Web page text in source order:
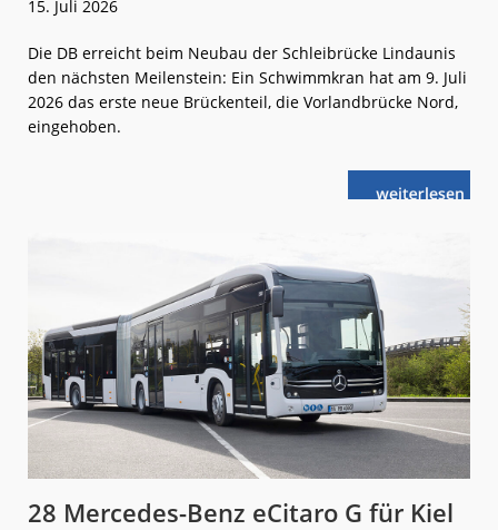
15. Juli 2026
Die DB erreicht beim Neubau der Schleibrücke Lindaunis
den nächsten Meilenstein: Ein Schwimmkran hat am 9. Juli
2026 das erste neue Brückenteil, die Vorlandbrücke Nord,
eingehoben.
weiterlese
nKiel –
28 Mercedes-Benz eCitaro G für Kiel